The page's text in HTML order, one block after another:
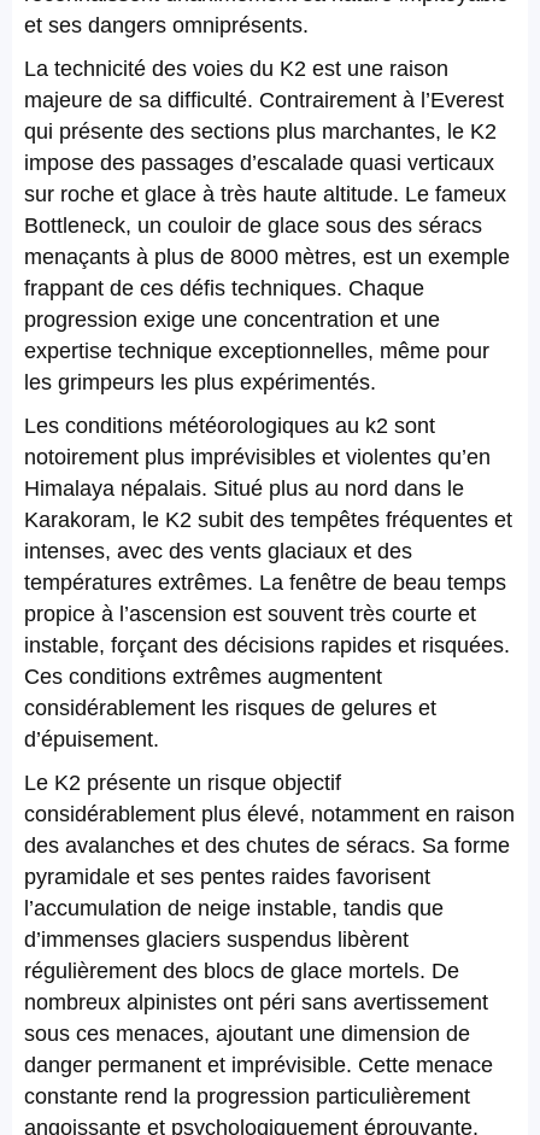
et ses dangers omniprésents.
La technicité des voies du K2 est une raison
majeure de sa difficulté. Contrairement à l’Everest
qui présente des sections plus marchantes, le K2
impose des passages d’escalade quasi verticaux
sur roche et glace à très haute altitude. Le fameux
Bottleneck, un couloir de glace sous des séracs
menaçants à plus de 8000 mètres, est un exemple
frappant de ces défis techniques. Chaque
progression exige une concentration et une
expertise technique exceptionnelles, même pour
les grimpeurs les plus expérimentés.
Les conditions météorologiques au k2 sont
notoirement plus imprévisibles et violentes qu’en
Himalaya népalais. Situé plus au nord dans le
Karakoram, le K2 subit des tempêtes fréquentes et
intenses, avec des vents glaciaux et des
températures extrêmes. La fenêtre de beau temps
propice à l’ascension est souvent très courte et
instable, forçant des décisions rapides et risquées.
Ces conditions extrêmes augmentent
considérablement les risques de gelures et
d’épuisement.
Le K2 présente un risque objectif
considérablement plus élevé, notamment en raison
des avalanches et des chutes de séracs. Sa forme
pyramidale et ses pentes raides favorisent
l’accumulation de neige instable, tandis que
d’immenses glaciers suspendus libèrent
régulièrement des blocs de glace mortels. De
nombreux alpinistes ont péri sans avertissement
sous ces menaces, ajoutant une dimension de
danger permanent et imprévisible. Cette menace
constante rend la progression particulièrement
angoissante et psychologiquement éprouvante.